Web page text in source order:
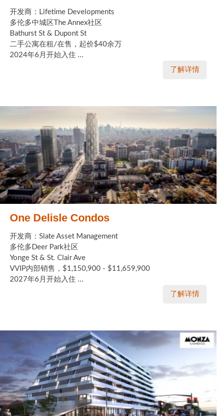
开发商：Lifetime Developments
多伦多中城区The Annex社区
Bathurst St & Dupont St
二手公寓在租/在售，起价$40余万
2024年6月开始入住 ...
了解详情
One Delisle Condos
开发商：Slate Asset Management
多伦多Deer Park社区
Yonge St & St. Clair Ave
VVIP内部销售，$1,150,900 - $11,659,900
2027年6月开始入住 ...
了解详情